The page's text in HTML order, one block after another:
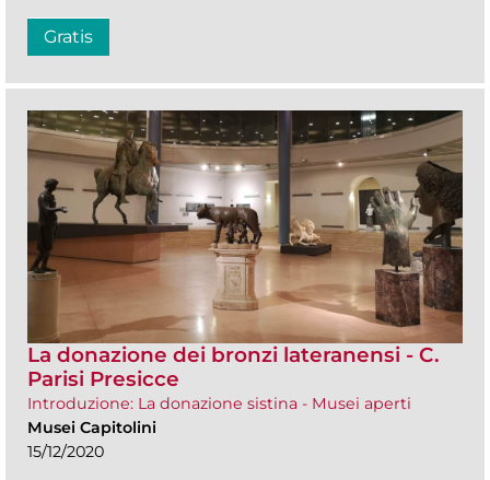
Gratis
La donazione dei bronzi lateranensi - C.
Parisi Presicce
Introduzione: La donazione sistina - Musei aperti
Musei Capitolini
15/12/2020